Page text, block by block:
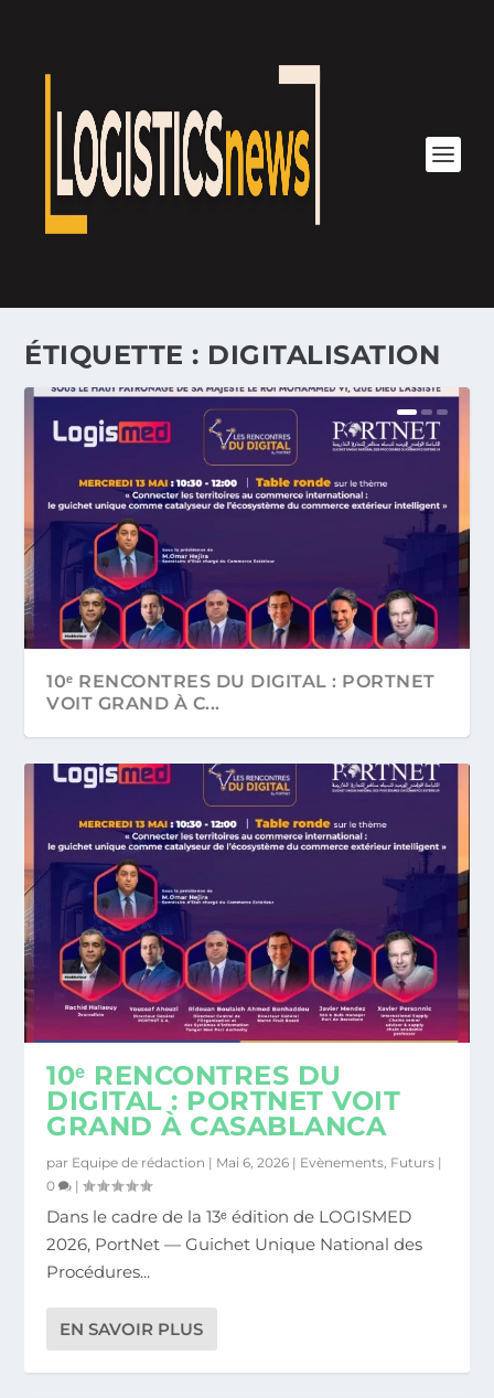
ÉTIQUETTE : DIGITALISATION
10ᵉ RENCONTRES DU DIGITAL : PORTNET
VOIT GRAND À C...
COMMERCE EXTÉRIEUR : LE MAROC
PORTNET : LA 5ÈME ÉTAPE DE LA
10ᵉ RENCONTRES DU
DIGITAL : PORTNET VOIT
GRAND À CASABLANCA
par Equipe de rédaction | Mai 6, 2026 | Evènements Futurs |
0
|
Dans le cadre de la 13ᵉ édition de LOGISMED
2026, PortNet — Guichet Unique National des
Procédures...
EN SAVOIR PLUS